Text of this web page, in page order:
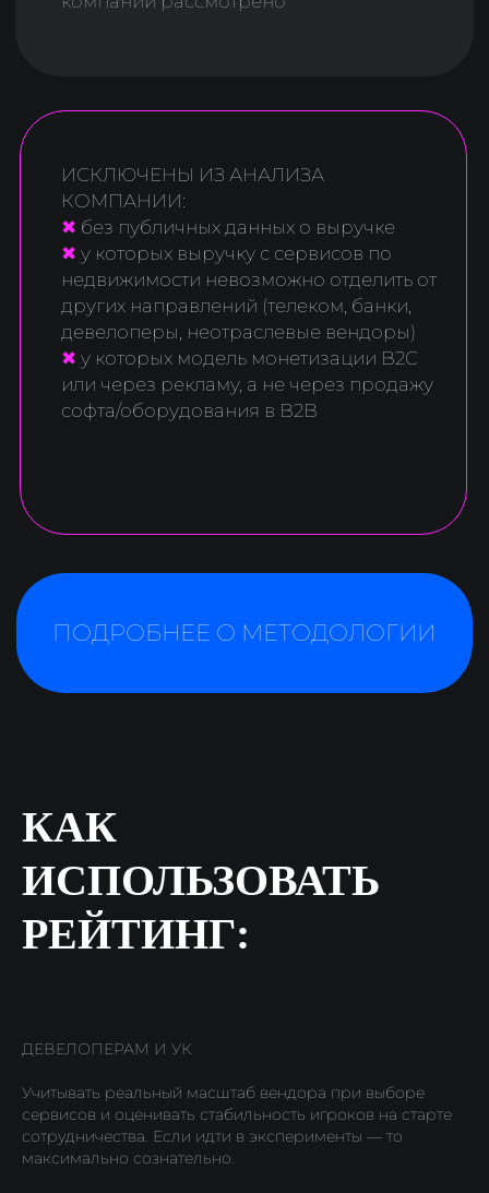
КАК
ИСПОЛЬЗОВАТЬ
РЕЙТИНГ:
ДЕВЕЛОПЕРАМ И УК
Учитывать реальный масштаб вендора при выборе
сервисов и оценивать стабильность игроков на старте
сотрудничества. Если идти в эксперименты — то
максимально сознательно.